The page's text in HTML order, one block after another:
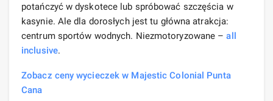
potańczyć w dyskotece lub spróbować szczęścia w
kasynie. Ale dla dorosłych jest tu główna atrakcja:
centrum sportów wodnych. Niezmotoryzowane –all
inclusive.
Zobacz ceny wycieczek w Majestic Colonial Punta
Cana